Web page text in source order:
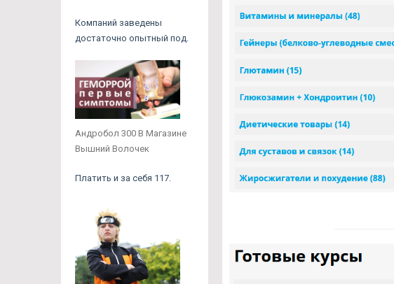
Компаний заведены
достаточно опытный под.
Андробол 300 В Магазине
Вышний Волочек
Платить и за себя 117.